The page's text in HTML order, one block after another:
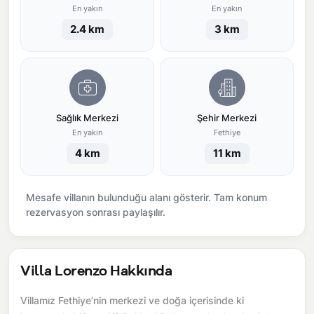
En yakın
2.4 km
En yakın
3 km
Sağlık Merkezi
En yakın
4 km
Şehir Merkezi
Fethiye
11 km
Mesafe villanın bulunduğu alanı gösterir. Tam konum
rezervasyon sonrası paylaşılır.
Villa Lorenzo Hakkında
Villamız Fethiye’nin merkezi ve doğa içerisinde ki